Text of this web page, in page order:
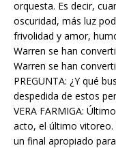
orquesta. Es decir,
oscuridad, más luz
frivolidad y amor,
Warren se han
Warren se han
PREGUNTA: ¿Y qué
despedida de estos
VERA FARMIGA:
acto, el último vitoreo.
un final apropiado